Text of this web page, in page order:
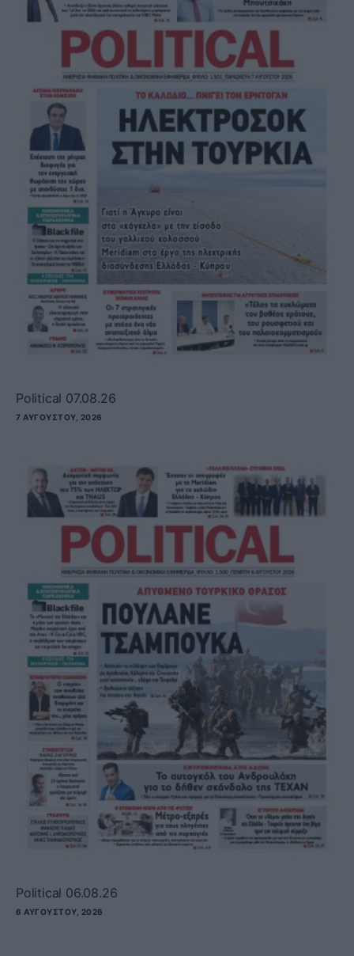
Political 07.08.26
7 ΑΥΓΟΎΣΤΟΥ, 2026
Political 06.08.26
6 ΑΥΓΟΎΣΤΟΥ, 2026